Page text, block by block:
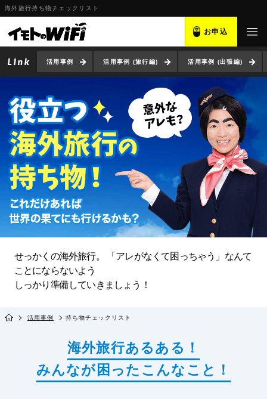
海外旅行持ち物チェックリスト
お申込
活用事例 活用事例 (旅行編) 活用事例 (出張編)
せっかくの海外旅行。
「アレがなくて困っちゃう」なんて
ことにならないよう
しっかり準備していきましょう！
活用事例 持ち物チェックリスト
海外旅行あるある！
みんなが困ったこんなこと！